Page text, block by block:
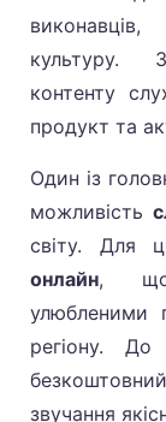
культуру.
контенту
продукт та
Один із
можливість
світу. Для
онлайн, що
улюбленими
регіону.
звучання